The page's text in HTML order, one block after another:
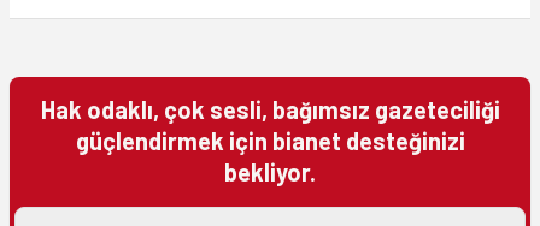
Hak odaklı, çok sesli, bağımsız gazeteciliği
güçlendirmek için bianet desteğinizi
bekliyor.